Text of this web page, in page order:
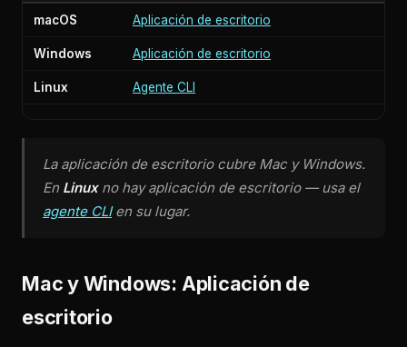
macOS Aplicación de escritorio
Windows Aplicación de escritorio
Linux Agente CLI
La aplicación de escritorio cubre Mac y Windows.
En Linuxno hay aplicación de escritorio — usa el
agente CLIen su lugar.
Mac y Windows: Aplicación de
escritorio